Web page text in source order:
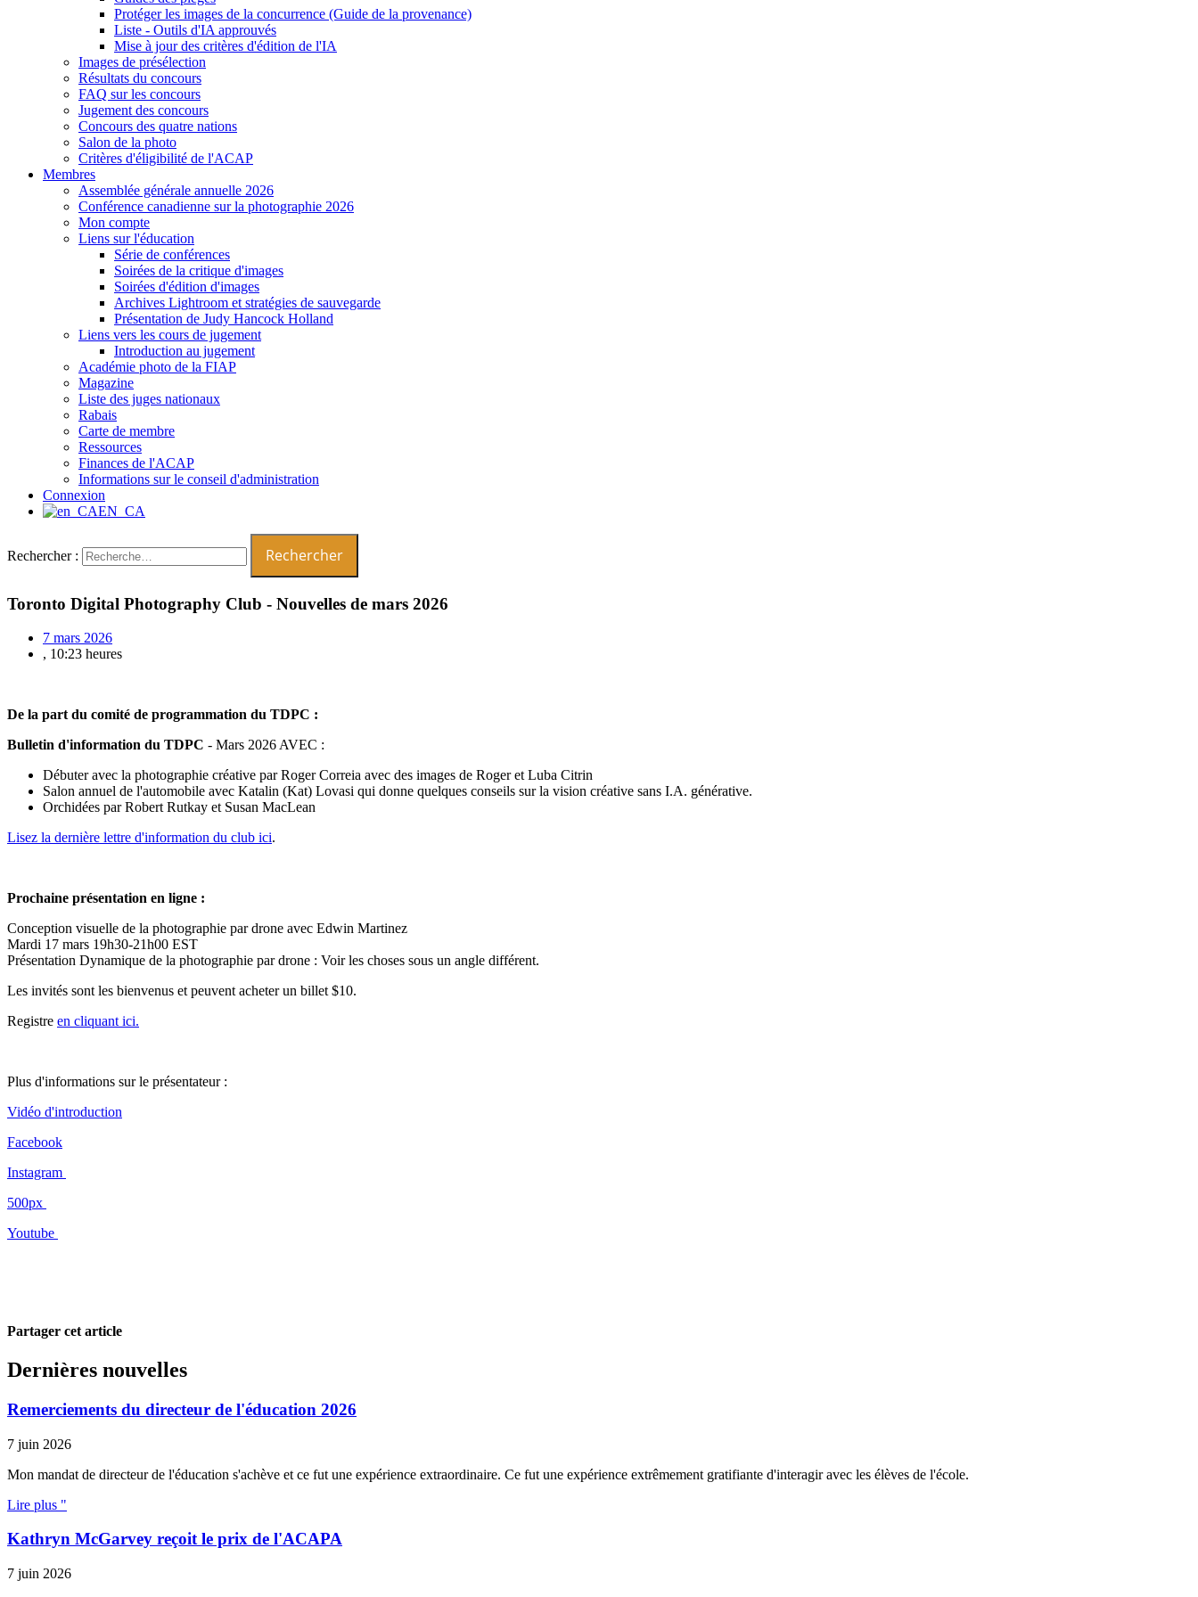
Protéger les images de la concurrence (Guide de la provenance)
Liste - Outils d'IA approuvés
Mise à jour des critères d'édition de l'IA
Images de présélection
Résultats du concours
FAQ sur les concours
Jugement des concours
Concours des quatre nations
Salon de la photo
Critères d'éligibilité de l'ACAP
Membres
Assemblée générale annuelle 2026
Conférence canadienne sur la photographie 2026
Mon compte
Liens sur l'éducation
Série de conférences
Soirées de la critique d'images
Soirées d'édition d'images
Archives Lightroom et stratégies de sauvegarde
Présentation de Judy Hancock Holland
Liens vers les cours de jugement
Introduction au jugement
Académie photo de la FIAP
Magazine
Liste des juges nationaux
Rabais
Carte de membre
Ressources
Finances de l'ACAP
Informations sur le conseil d'administration
Connexion
EN_CA
Rechercher :
Toronto Digital Photography Club - Nouvelles de mars 2026
7 mars 2026
, 10:23 heures
De la part du comité de programmation du TDPC :
Bulletin d'information du TDPC - Mars 2026 AVEC :
Débuter avec la photographie créative par Roger Correia avec des images de Roger et Luba Citrin
Salon annuel de l'automobile avec Katalin (Kat) Lovasi qui donne quelques conseils sur la vision créative sans I.A. générative.
Orchidées par Robert Rutkay et Susan MacLean
Lisez la dernière lettre d'information du club ici.
Prochaine présentation en ligne :
Conception visuelle de la photographie par drone avec Edwin Martinez
Mardi 17 mars 19h30-21h00 EST
Présentation Dynamique de la photographie par drone : Voir les choses sous un angle différent.
Les invités sont les bienvenus et peuvent acheter un billet $10.
Registre en cliquant ici.
Plus d'informations sur le présentateur :
Vidéo d'introduction
Facebook
Instagram
500px
Youtube
Partager cet article
Dernières nouvelles
Remerciements du directeur de l'éducation 2026
7 juin 2026
Mon mandat de directeur de l'éducation s'achève et ce fut une expérience extraordinaire. Ce fut une expérience extrêmement gratifiante d'interagir avec les élèves de l'école.
Lire plus "
Kathryn McGarvey reçoit le prix de l'ACAPA
7 juin 2026